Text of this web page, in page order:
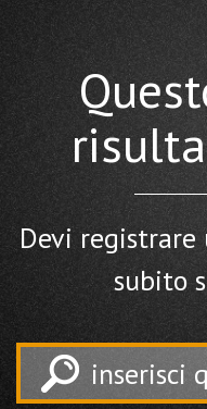
Devi registrare
subito